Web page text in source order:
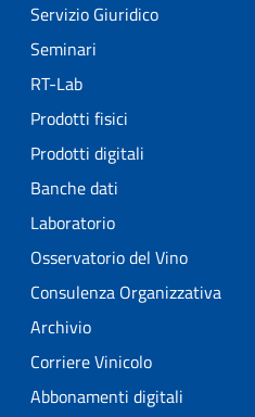
Servizio Giuridico
Seminari
RT-Lab
Prodotti fisici
Prodotti digitali
Banche dati
Laboratorio
Osservatorio del Vino
Consulenza Organizzativa
Archivio
Corriere Vinicolo
Abbonamenti digitali